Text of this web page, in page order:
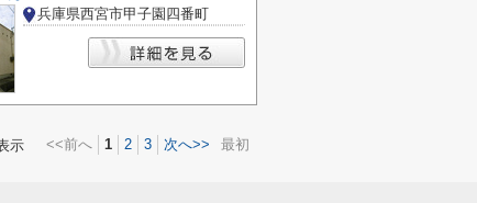
兵庫県西宮市甲子園四番町
示 <<前へ 1 2 3 次へ>> 最初